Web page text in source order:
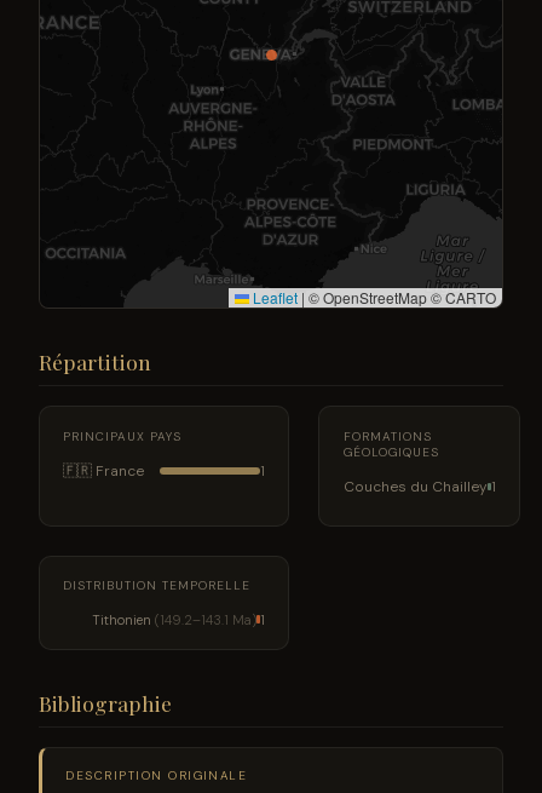
Leaflet | © OpenStreetMap © CARTO
Répartition
PRINCIPAUX PAYS
🇫🇷 France 1
FORMATIONS
GÉOLOGIQUES
Couches du Chailley 1
DISTRIBUTION TEMPORELLE
Tithonien (149.2–143.1 Ma) 1
Bibliographie
DESCRIPTION ORIGINALE